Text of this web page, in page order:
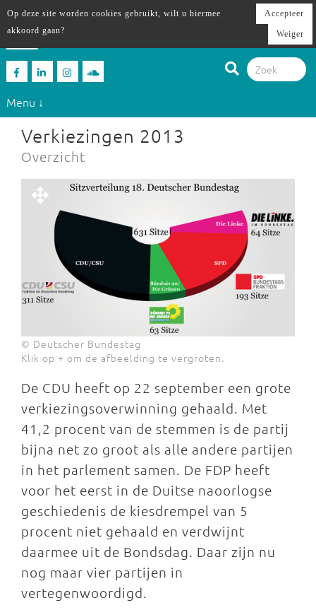
Menu ↓
Verkiezingen 2013
Overzicht
© Deutscher Bundestag
Klik op + om de afbeelding te vergroten.
De CDU heeft op 22 september een grote
verkiezingsoverwinning gehaald. Met
41,2 procent van de stemmen is de partij
bijna net zo groot als alle andere partijen
in het parlement samen. De FDP heeft
voor het eerst in de Duitse naoorlogse
geschiedenis de kiesdrempel van 5
procent niet gehaald en verdwijnt
daarmee uit de Bondsdag. Daar zijn nu
nog maar vier partijen in
vertegenwoordigd.
Op deze site worden cookies gebruikt, wilt u hiermee
akkoord gaan?
Accepteer
Weiger